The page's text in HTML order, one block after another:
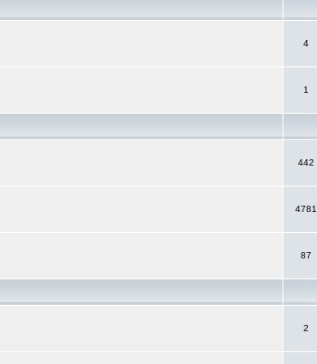
4
1
442
4781
87
2